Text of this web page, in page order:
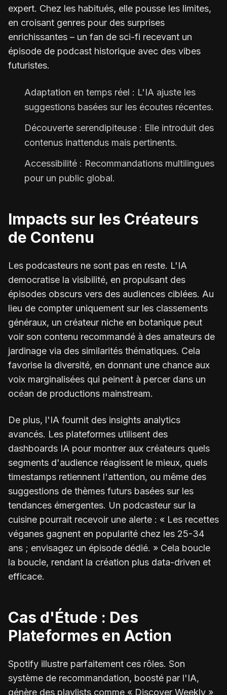
expert. Chez les habitués, elle pousse les limites,
en croisant genres pour des surprises
enrichissantes – un fan de sci-fi recevant un
épisode de podcast historique avec des vibes
futuristes.
Adaptation en temps réel : L'IA ajuste les
suggestions basées sur les écoutes récentes.
Découverte serendipiteuse : Elle introduit des
contenus inattendus mais pertinents.
Accessibilité : Recommandations multilingues
pour un public global.
Impacts sur les Créateurs
de Contenu
Les podcasteurs ne sont pas en reste. L'IA
democratise la visibilité, en propulsant des
épisodes obscurs vers des audiences ciblées. Au
lieu de compter uniquement sur les classements
généraux, un créateur niche en botanique peut
voir son contenu recommandé à des amateurs de
jardinage via des similarités thématiques. Cela
favorise la diversité, en donnant une chance aux
voix marginalisées qui peinent à percer dans un
océan de productions mainstream.
De plus, l'IA fournit des insights analytics
avancés. Les plateformes utilisent des
dashboards IA pour montrer aux créateurs quels
segments d'audience réagissent le mieux, quels
timestamps retiennent l'attention, ou même des
suggestions de thèmes futurs basées sur les
tendances émergentes. Un podcasteur sur la
cuisine pourrait recevoir une alerte : « Les recettes
véganes gagnent en popularité chez les 25-34
ans ; envisagez un épisode dédié. » Cela boucle
la boucle, rendant la création plus data-driven et
efficace.
Cas d'Étude : Des
Plateformes en Action
Spotify illustre parfaitement ces rôles. Son
système de recommandation, boosté par l'IA,
génère des playlists comme « Discover Weekly »